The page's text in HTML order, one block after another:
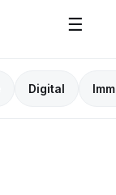
☰
Digital